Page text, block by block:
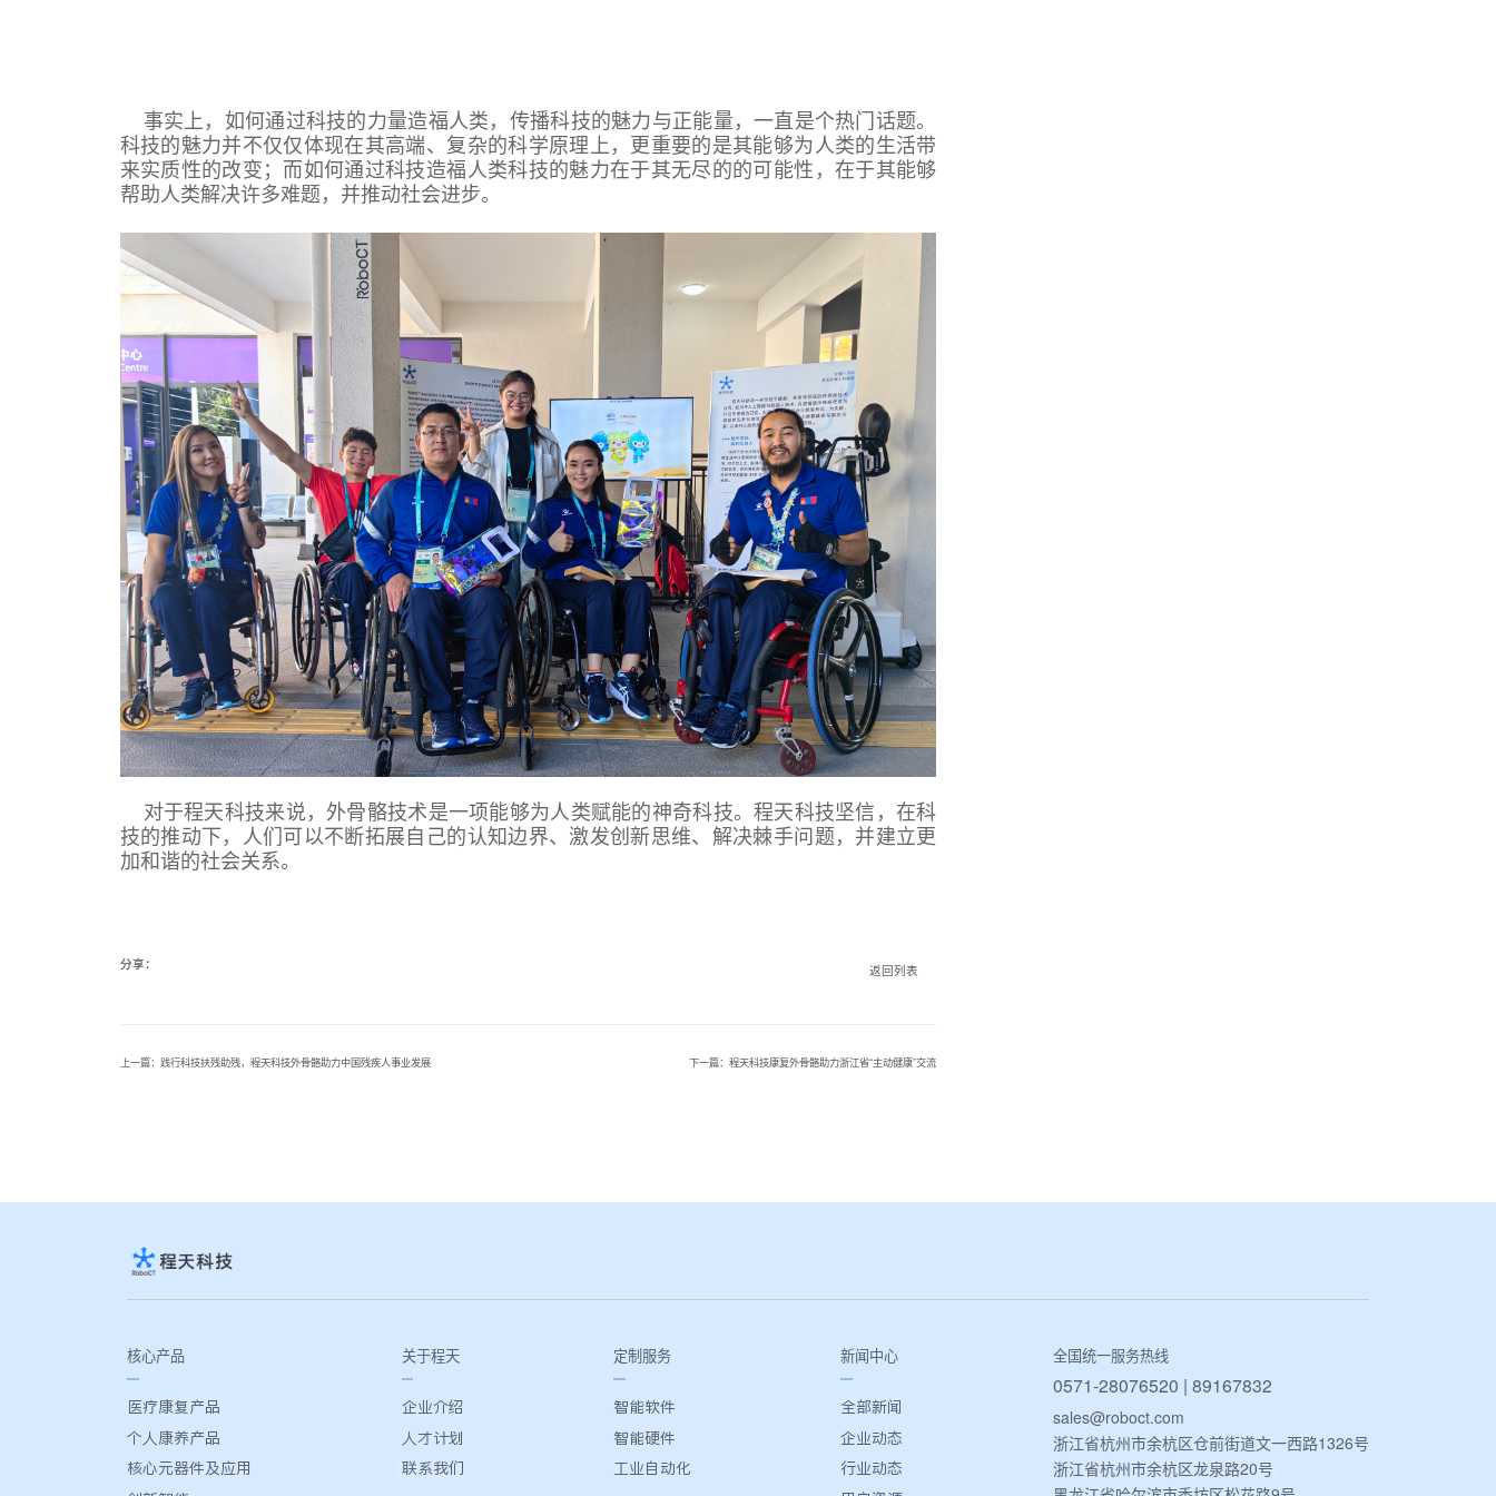
事实上，如何通过科技的力量造福人类，传播科技的魅力与正能量，一直是个热门话题。
科技的魅力并不仅仅体现在其高端、复杂的科学原理上，更重要的是其能够为人类的生活带
来实质性的改变；而如何通过科技造福人类科技的魅力在于其无尽的的可能性，在于其能够
帮助人类解决许多难题，并推动社会进步。
对于程天科技来说，外骨骼技术是一项能够为人类赋能的神奇科技。程天科技坚信，在科
技的推动下，人们可以不断拓展自己的认知边界、激发创新思维、解决棘手问题，并建立更
加和谐的社会关系。
分享： 返回列表
上一篇：践行科技扶残助残，程天科技外骨骼助力中国残疾人事业发展 下一篇：程天科技康复外骨骼助力浙江省“主动健康”交流
核心产品
医疗康复产品
个人康养产品
核心元器件及应用
关于程天
企业介绍
人才计划
联系我们
定制服务
智能软件
智能硬件
工业自动化
新闻中心
全部新闻
企业动态
行业动态
全国统一服务热线
0571-28076520 | 89167832
sales@roboct.com
浙江省杭州市余杭区仓前街道文一西路1326号
浙江省杭州市余杭区龙泉路20号